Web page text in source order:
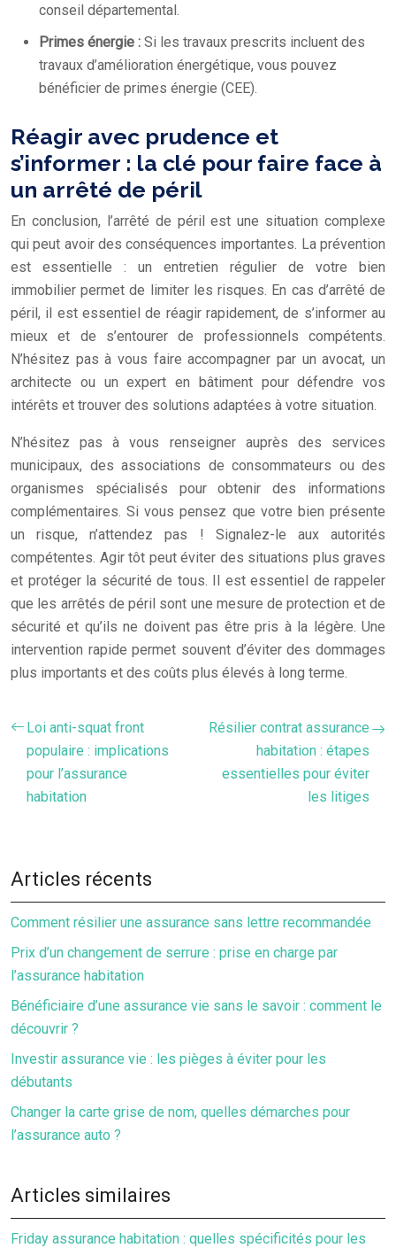
conseil départemental.
Primes énergie : Si les travaux prescrits incluent des
travaux d’amélioration énergétique, vous pouvez
bénéficier de primes énergie (CEE).
Réagir avec prudence et
s’informer : la clé pour faire face à
un arrêté de péril
En conclusion, l’arrêté de péril est une situation complexe
qui peut avoir des conséquences importantes. La prévention
est essentielle : un entretien régulier de votre bien
immobilier permet de limiter les risques. En cas d’arrêté de
péril, il est essentiel de réagir rapidement, de s’informer au
mieux et de s’entourer de professionnels compétents.
N’hésitez pas à vous faire accompagner par un avocat, un
architecte ou un expert en bâtiment pour défendre vos
intérêts et trouver des solutions adaptées à votre situation.
N’hésitez pas à vous renseigner auprès des services
municipaux, des associations de consommateurs ou des
organismes spécialisés pour obtenir des informations
complémentaires. Si vous pensez que votre bien présente
un risque, n’attendez pas ! Signalez-le aux autorités
compétentes. Agir tôt peut éviter des situations plus graves
et protéger la sécurité de tous. Il est essentiel de rappeler
que les arrêtés de péril sont une mesure de protection et de
sécurité et qu’ils ne doivent pas être pris à la légère. Une
intervention rapide permet souvent d’éviter des dommages
plus importants et des coûts plus élevés à long terme.
Loi anti-squat front
populaire : implications
pour l’assurance
habitation
Résilier contrat assurance
habitation : étapes
essentielles pour éviter
les litiges
Articles récents
Comment résilier une assurance sans lettre recommandée
Prix d’un changement de serrure : prise en charge par
l’assurance habitation
Bénéficiaire d’une assurance vie sans le savoir : comment le
découvrir ?
Investir assurance vie : les pièges à éviter pour les
débutants
Changer la carte grise de nom, quelles démarches pour
l’assurance auto ?
Articles similaires
Friday assurance habitation : quelles spécificités pour les